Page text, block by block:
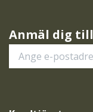
Anmäl dig